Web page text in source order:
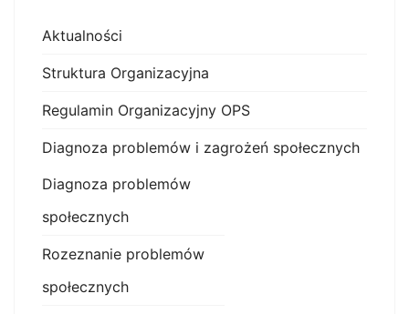
Aktualności
Struktura Organizacyjna
Regulamin Organizacyjny OPS
Diagnoza problemów i zagrożeń społecznych
Diagnoza problemów
społecznych
Rozeznanie problemów
społecznych